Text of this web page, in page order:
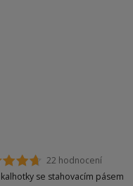
22 hodnocení
se stahovacím pásem